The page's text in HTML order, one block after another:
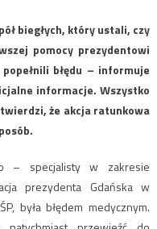
biegłych, który ustali, czy
pomocy prezydentowi
błędu – informuje
informacje. Wszystko
że akcja ratunkowa
– specjalisty w zakresie
prezydenta Gdańska w
była błędem medycznym.